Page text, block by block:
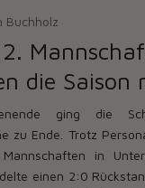
Buchholz
die Saison
ging die
zu Ende. Trotz
in
einen 2:0